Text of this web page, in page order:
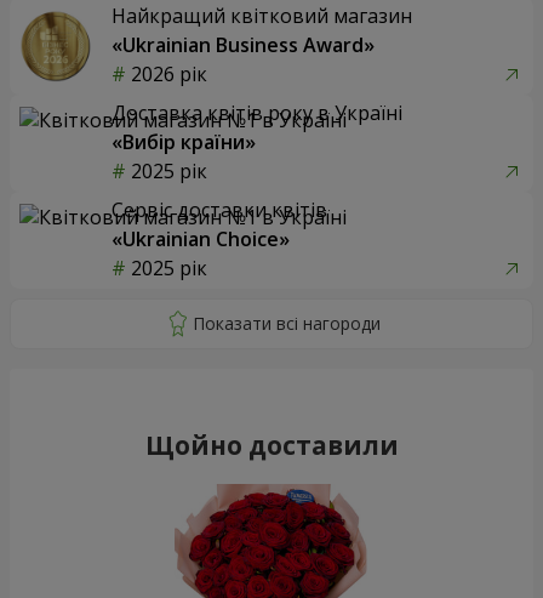
Найкращий квітковий магазин
«Ukrainian Business Award»
2026 рік
Доставка квітів року в Україні
«Вибір країни»
2025 рік
Сервіс доставки квітів
«Ukrainian Choice»
2025 рік
Щойно доставили